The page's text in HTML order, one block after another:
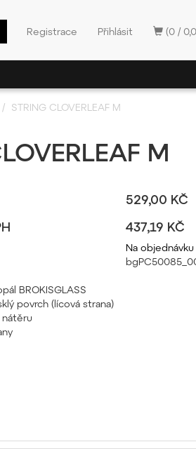
(0 /
Registrace Přihlásit
STRING CLOVERLEAF M
M
529,00 KČ
437,19 KČ
Na
BROKISGLASS
povrch (lícová strana)